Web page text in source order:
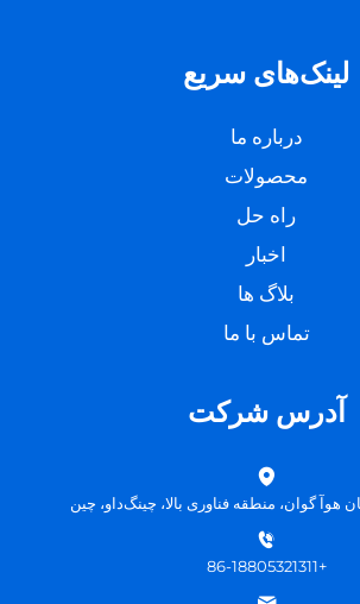
لینک‌های سریع
درباره ما
محصولات
راه حل
اخبار
بلاگ ها
تماس با ما
آدرس شرکت
+86-18805321311